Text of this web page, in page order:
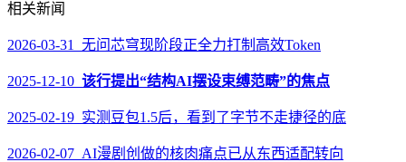
相关新闻
2026-03-31 无问芯穹现阶段正全力打制高效Token
2025-12-10 该行提出“结构AI摆设束缚范畴”的焦点
2025-02-19 实测豆包1.5后，看到了字节不走捷径的底
2026-02-07 AI漫剧创做的核肉痛点已从东西适配转向